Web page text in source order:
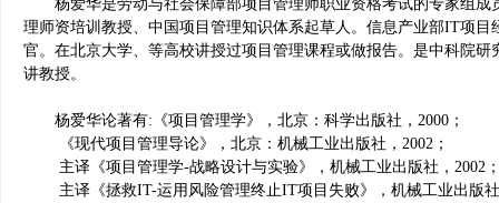
杨爱华是劳动与社会保障部项目管理师职业资格考试的专家组成
理师资培训教授、中国项目管理知识体系起草人。信息产业部IT项
官。在北京大学、等高校讲授过项目管理课程或做报告。是中科院
讲教授。
杨爱华论著有:《项目管理学》，北京：科学出版社，2000；
《现代项目管理导论》，北京：机械工业出版社，2002；
主译《项目管理学-战略设计与实验》，机械工业出版社，2002
主译《拯救IT-运用风险管理终止IT项目失败》，机械工业出版